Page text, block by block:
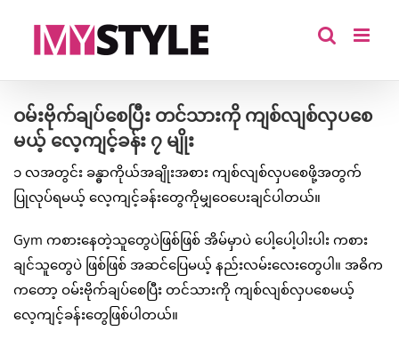
ဝမ်းဗိုက်ချပ်စေပြီး တင်သားကို ကျစ်လျစ်လှပစေ
မယ့် လေ့ကျင့်ခန်း ၇ မျိုး
၁ လအတွင်း ခန္ဓာကိုယ်အချိုးအစား ကျစ်လျစ်လှပစေဖို့အတွက်
ပြုလုပ်ရမယ့် လေ့ကျင့်ခန်းတွေကိုမျှဝေပေးချင်ပါတယ်။
Gym ကစားနေတဲ့သူတွေပဲဖြစ်ဖြစ် အိမ်မှာပဲ ပေါ့ပေါ့ပါးပါး ကစား
ချင်သူတွေပဲ ဖြစ်ဖြစ် အဆင်ပြေမယ့် နည်းလမ်းလေးတွေပါ။ အဓိက
ကတော့ ဝမ်းဗိုက်ချပ်စေပြီး တင်သားကို ကျစ်လျစ်လှပစေမယ့်
လေ့ကျင့်ခန်းတွေဖြစ်ပါတယ်။